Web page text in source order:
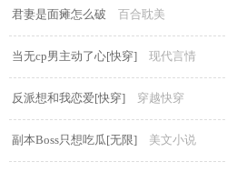
君妻是面瘫怎么破 百合耽美
当无cp男主动了心[快穿] 现代言情
反派想和我恋爱[快穿] 穿越快穿
副本Boss只想吃瓜[无限] 美文小说